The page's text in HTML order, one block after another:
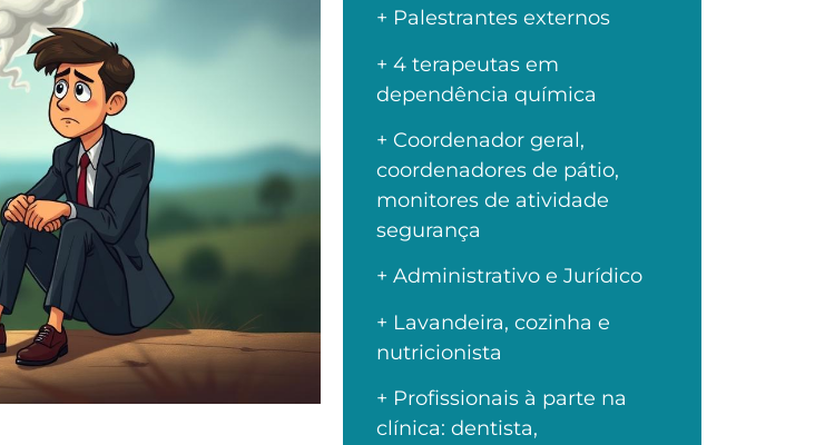
+ Palestrantes externos
+ 4 terapeutas em
dependência química
+ Coordenador geral,
coordenadores de pátio,
monitores de atividade
segurança
+ Administrativo e Jurídico
+ Lavandeira, cozinha e
nutricionista
+ Profissionais à parte na
clínica: dentista,